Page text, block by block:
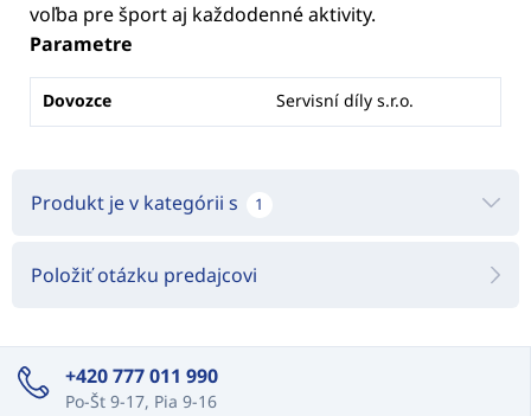
voľba pre šport aj každodenné aktivity.
Parametre
Dovozce Servisní díly s.r.o.
Produkt je v kategórii s 1
Položiť otázku predajcovi
+420 777 011 990
Po-Št 9-17, Pia 9-16